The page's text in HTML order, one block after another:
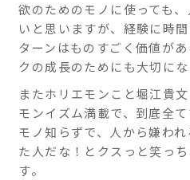
欲のためのモノに使っても
いと思いますが、経験に時
ターンはものすごく価値が
クの成長のためにも大切に
またホリエモンこと堀江貴
モンイズム満載で、到底全
モノ知らずで、人から嫌わ
た人だな！とクスっと笑っ
す。